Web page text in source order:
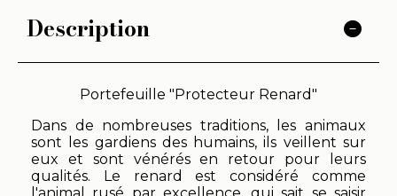
Description
Portefeuille "Protecteur Renard"
Dans de nombreuses traditions, les animaux
sont les gardiens des humains, ils veillent sur
eux et sont vénérés en retour pour leurs
qualités. Le renard est considéré comme